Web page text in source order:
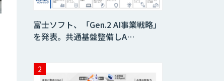
富士ソフト、「Gen.2 AI事業戦略」
を発表。共通基盤整備しA…